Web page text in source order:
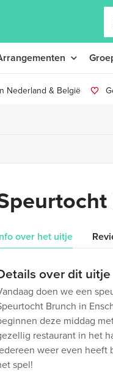
Nederland & België
over het uitje
over dit uitje
doen we een
Brunch in
deze middag
restaurant in het
weer even heeft
spel!